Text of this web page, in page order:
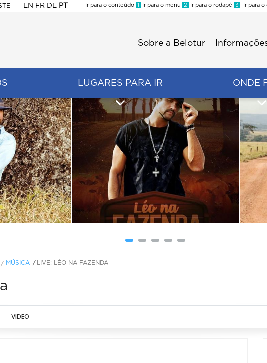
EN FR DE PT
Ir para o conteúdo 1 Ir para o menu 2 Ir para o rodapé 3 Ir para o
Sobre a Belotur
LUGARES PARA IR ONDE
/ MÚSICA LIVE: LÉO NA FAZENDA
VIDEO